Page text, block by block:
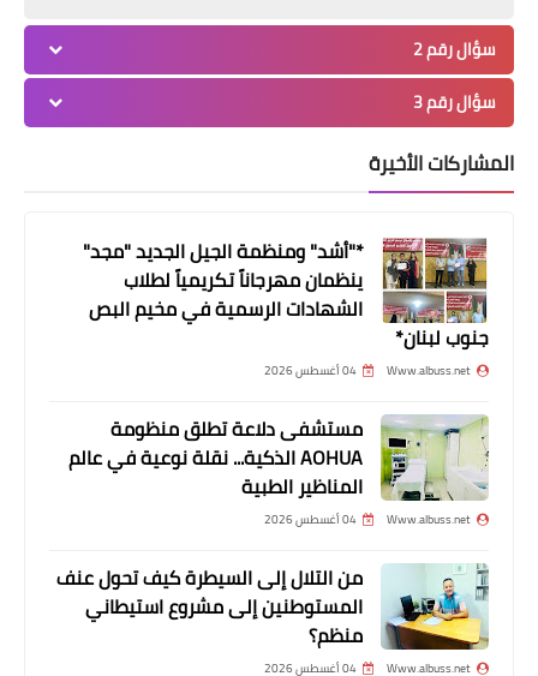
أحمد محمد طه شه♡يدًا والدفن غداً
أخبار ‏البص
احمد محمد طه ش♡هيدا
سؤال رقم 2
سؤال رقم 3
المشاركات الأخيرة
*"أشد" ومنظمة الجيل الجديد "مجد"
ينظمان مهرجاناً تكريمياً لطلاب
الشهادات الرسمية في مخيم البص
جنوب لبنان*
Www.albuss.net 04 أغسطس 2026
مستشفى دلاعة تطلق منظومة
AOHUA الذكية... نقلة نوعية في عالم
المناظير الطبية
Www.albuss.net 04 أغسطس 2026
من التلال إلى السيطرة كيف تحول عنف
المستوطنين إلى مشروع استيطاني
منظم؟
Www.albuss.net 04 أغسطس 2026